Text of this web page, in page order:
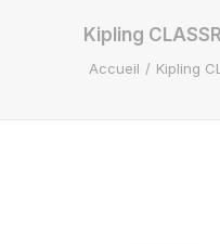
Kipling
Accueil Kipling